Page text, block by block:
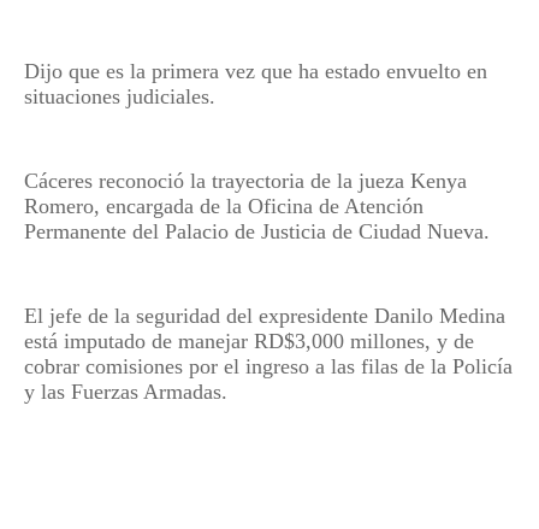
Dijo que es la primera vez que ha estado envuelto en
situaciones judiciales.
Cáceres reconoció la trayectoria de la jueza Kenya
Romero, encargada de la Oficina de Atención
Permanente del Palacio de Justicia de Ciudad Nueva.
El jefe de la seguridad del expresidente Danilo Medina
está imputado de manejar RD$3,000 millones, y de
cobrar comisiones por el ingreso a las filas de la Policía
y las Fuerzas Armadas.